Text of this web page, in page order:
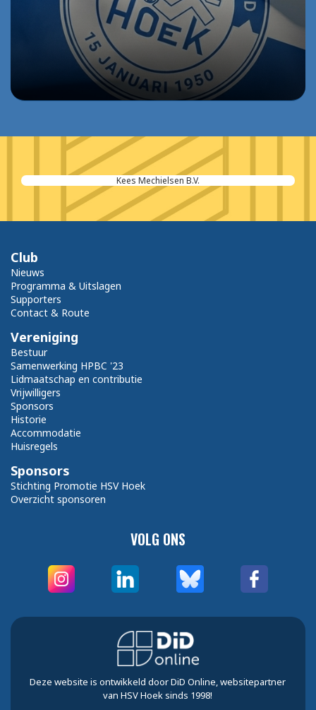
Kees Mechielsen B.V.
VOLG ONS
Club
Nieuws
Programma & Uitslagen
Supporters
Contact & Route
Vereniging
Bestuur
Samenwerking HPBC '23
Lidmaatschap en contributie
Vrijwilligers
Sponsors
Historie
Accommodatie
Huisregels
Sponsors
Stichting Promotie HSV Hoek
Overzicht sponsoren
Deze website is ontwikkeld door DiD Online, websitepartner
van HSV Hoek sinds 1998!